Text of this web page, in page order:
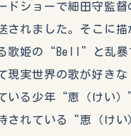
ショーで細田守監督
されました。そこに描
歌姫の“Bell”と乱暴
現実世界の歌が好き
いる少年“恵（けい
されている“恵（け